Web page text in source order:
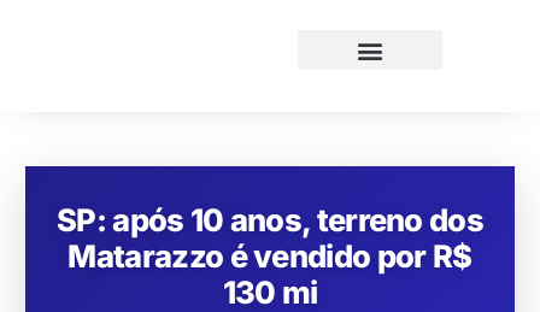
SP: após 10 anos, terreno dos
Matarazzo é vendido por R$
130 mi